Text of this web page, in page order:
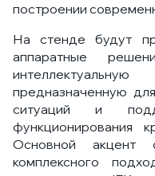
построении
На стенде будут
аппаратные
предназначенную
ситуаций и
функционирования
Основной акцент
комплексного